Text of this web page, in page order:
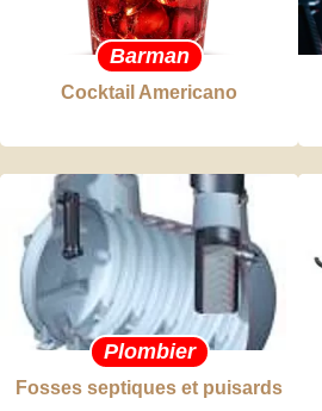
Barman
Cocktail Americano
Plombier
Fosses septiques et puisards